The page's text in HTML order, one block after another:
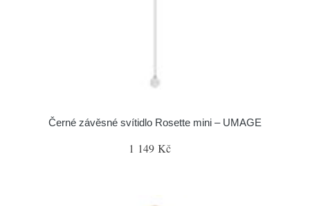
Černé závěsné svítidlo Rosette mini – UMAGE
1 149 Kč